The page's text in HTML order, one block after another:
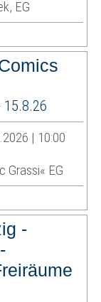
EG
| 10:00
Grassi« EG
-